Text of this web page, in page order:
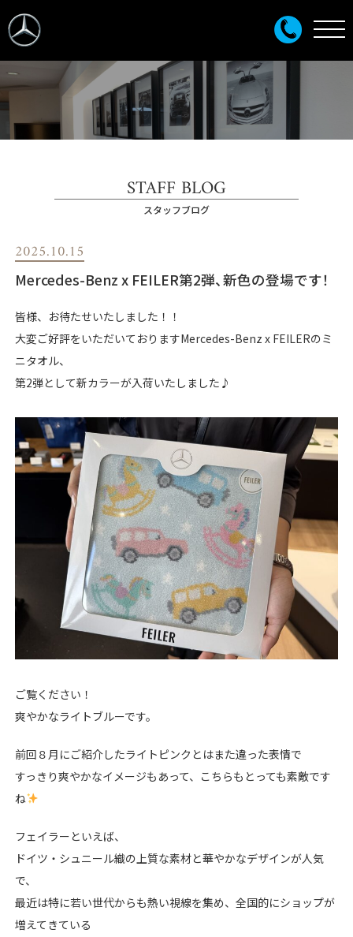
STAFF BLOG
スタッフブログ
2025.10.15
Mercedes-Benz x FEILER第2弾、新色の登場です！
皆様、お待たせいたしました！！
大変ご好評をいただいておりますMercedes-Benz x FEILERのミ
ニタオル、
第2弾として新カラーが入荷いたしました♪
ご覧ください！
爽やかなライトブルーです。
前回８月にご紹介したライトピンクとはまた違った表情で
すっきり爽やかなイメージもあって、こちらもとっても素敵です
ね
フェイラーといえば、
ドイツ・シュニール織の上質な素材と華やかなデザインが人気
で、
最近は特に若い世代からも熱い視線を集め、全国的にショップが
増えてきている